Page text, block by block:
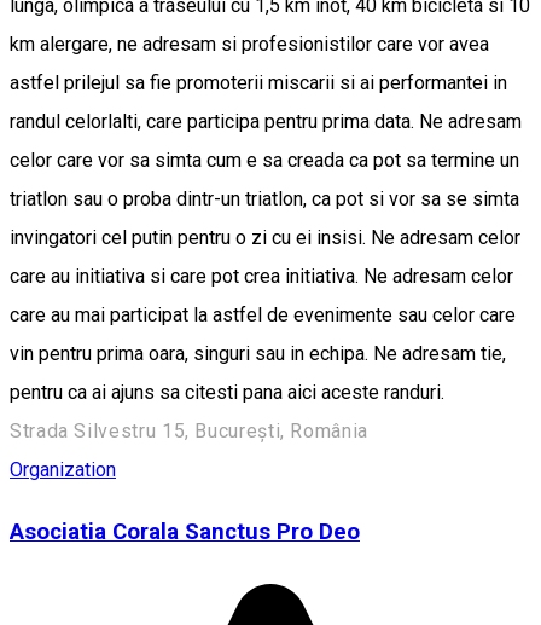
lunga, olimpica a traseului cu 1,5 km inot, 40 km bicicleta si 10
km alergare, ne adresam si profesionistilor care vor avea
astfel prilejul sa fie promoterii miscarii si ai performantei in
randul celorlalti, care participa pentru prima data. Ne adresam
celor care vor sa simta cum e sa creada ca pot sa termine un
triatlon sau o proba dintr-un triatlon, ca pot si vor sa se simta
invingatori cel putin pentru o zi cu ei insisi. Ne adresam celor
care au initiativa si care pot crea initiativa. Ne adresam celor
care au mai participat la astfel de evenimente sau celor care
vin pentru prima oara, singuri sau in echipa. Ne adresam tie,
pentru ca ai ajuns sa citesti pana aici aceste randuri.
Strada Silvestru 15, București, România
Organization
Asociatia Corala Sanctus Pro Deo